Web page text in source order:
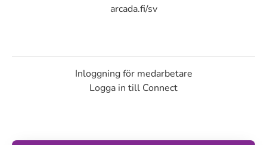
arcada.fi/sv
Inloggning för medarbetare
Logga in till Connect